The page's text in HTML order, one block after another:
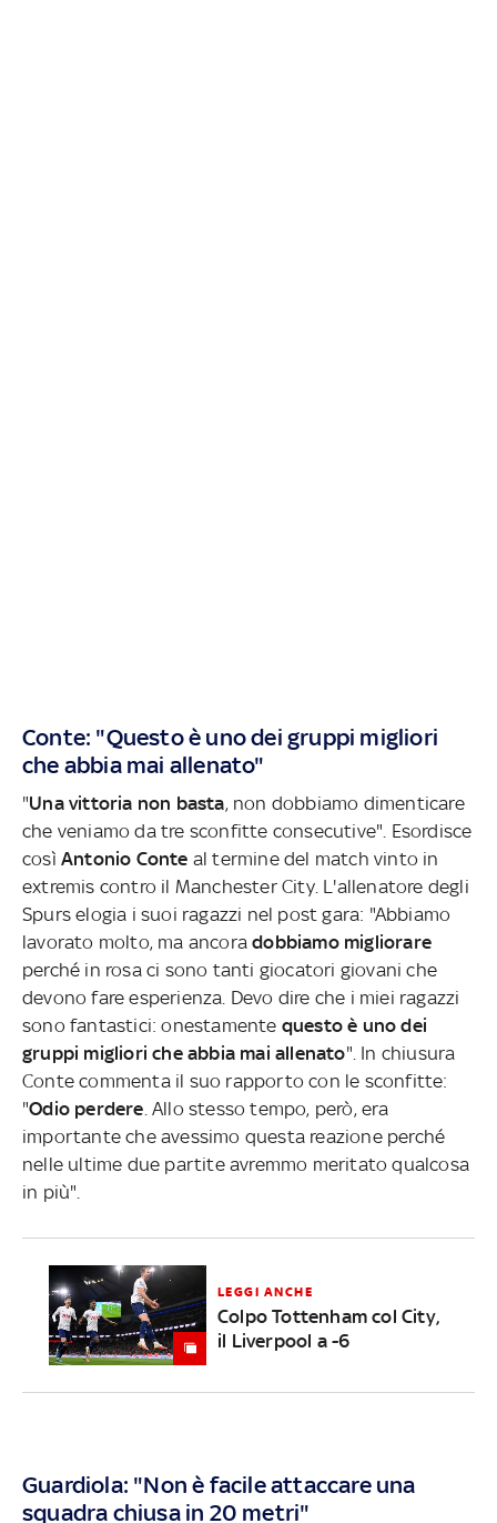
Conte: "Questo è uno dei gruppi migliori
che abbia mai allenato"
"Una vittoria non basta, non dobbiamo dimenticare
che veniamo da tre sconfitte consecutive". Esordisce
così Antonio Conte al termine del match vinto in
extremis contro il Manchester City. L'allenatore degli
Spurs elogia i suoi ragazzi nel post gara: "Abbiamo
lavorato molto, ma ancoradobbiamo migliorare
perché in rosa ci sono tanti giocatori giovani che
devono fare esperienza. Devo dire che i miei ragazzi
sono fantastici: onestamente questo è uno dei
gruppi migliori che abbia mai allenato". In chiusura
Conte commenta il suo rapporto con le sconfitte:
"Odio perdere . Allo stesso tempo, però, era
importante che avessimo questa reazione perché
nelle ultime due partite avremmo meritato qualcosa
in più".
LEGGI ANCHE
Colpo Tottenham col City,
il Liverpool a -6
Guardiola: "Non è facile attaccare una
squadra chiusa in 20 metri"